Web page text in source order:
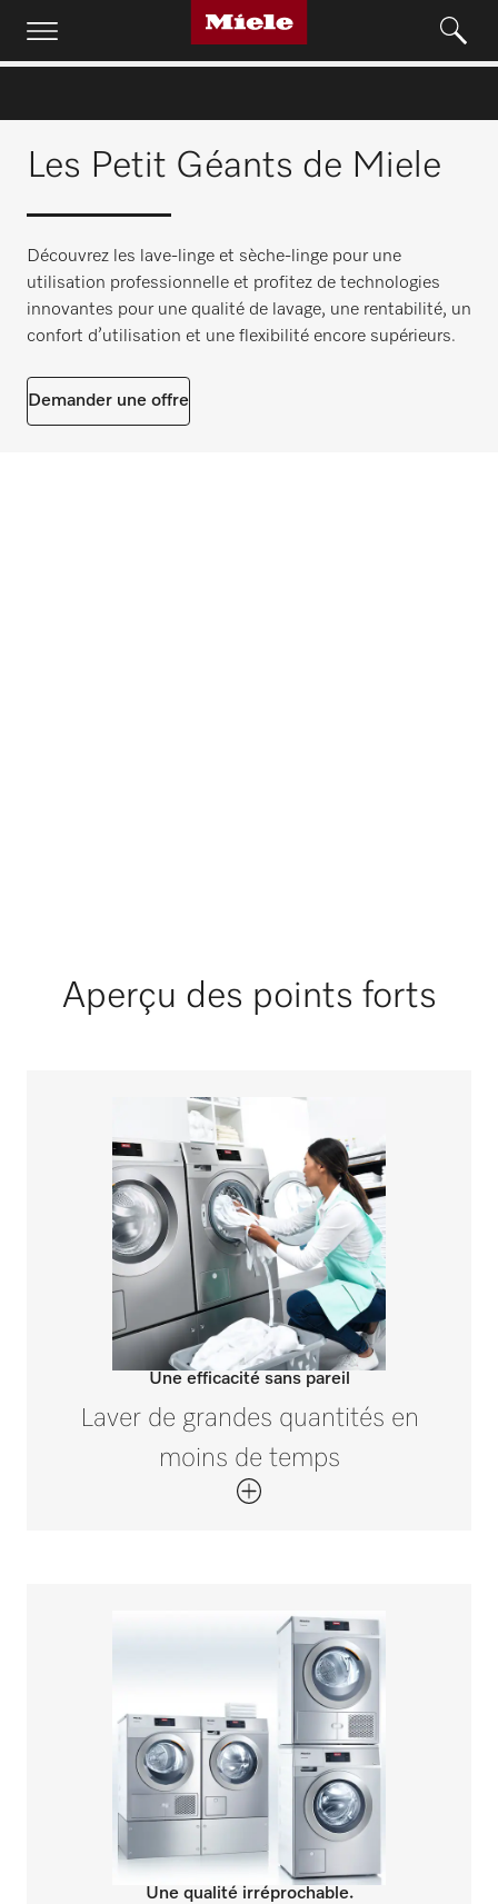
Les Petit Géants de Miele
Découvrez les lave-linge et sèche-linge pour une
utilisation professionnelle et profitez de technologies
innovantes pour une qualité de lavage, une rentabilité, un
confort d’utilisation et une flexibilité encore supérieurs.
Demander une offre
Aperçu des points forts
Une efficacité sans pareil
Laver de grandes quantités en
moins de temps
Une qualité irréprochable.